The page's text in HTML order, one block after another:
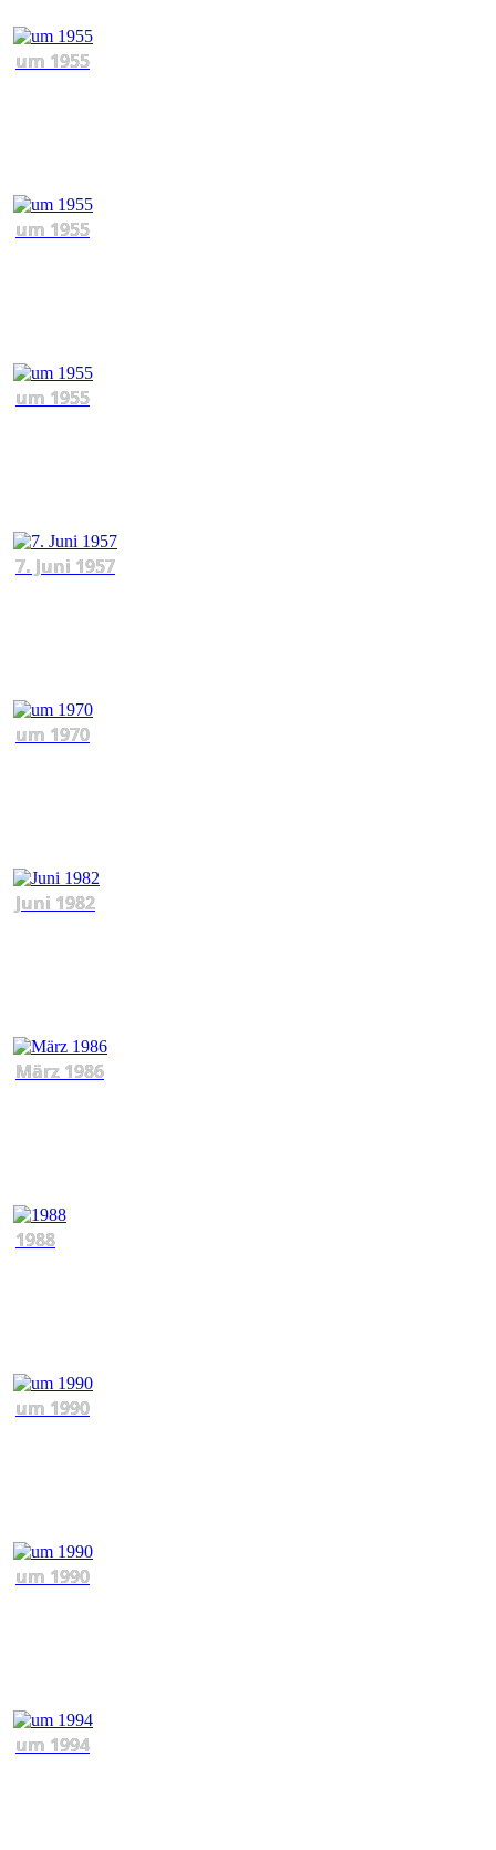
um 1955
um 1955
um 1955
7. Juni 1957
um 1970
Juni 1982
März 1986
1988
um 1990
um 1990
um 1994